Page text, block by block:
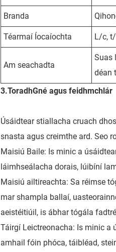
Branda
Téarmaí Íocaíochta L/c,
Am seachadta
Suas
déan
3.ToradhGné agus feidhmchlár
Úsáidtear stiallacha cruach
snasta agus creimthe ard. Seo
Maisiú Baile: Is minic a
láimhseálacha dorais, lúibíní
Maisiú ailtireachta: Sa réimse
mar shampla ballaí,
aeistéitiúil, is ábhar tógála
Táirgí Leictreonacha: Is minic a
amhail fóin phóca, táibléad,